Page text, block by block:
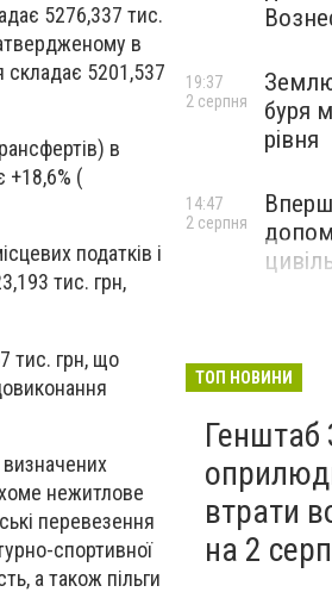
5276,337 тис.
в
складає 5201,537
в
+18,6% (
податків і
тис. грн,
тис. грн, що
нежитлове
перевезення
спортивної
а також пільги
буря
рівня
19:37
2 серпня
14:47
2 серпня
ТОП НОВИНИ
Генштаб
втрати
на 2